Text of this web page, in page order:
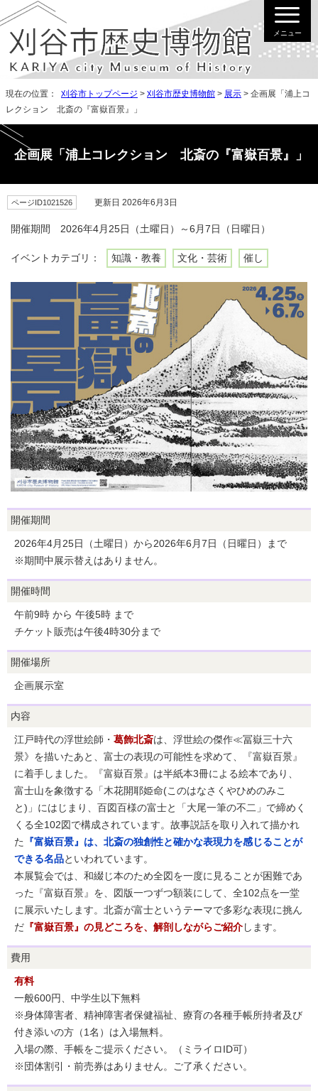
メニュー
現在の位置： 刈谷市トップページ > 刈谷市歴史博物館 > 展示 > 企画展「浦上コ
レクション 北斎の『富嶽百景』」
企画展「浦上コレクション 北斎の『富嶽百景』」
ページID1021526 更新日 2026年6月3日
開催期間 2026年4月25日（土曜日）～6月7日（日曜日）
イベントカテゴリ： 知識・教養 文化・芸術 催し
開催期間
2026年4月25日（土曜日）から2026年6月7日（日曜日）まで
※期間中展示替えはありません。
開催時間
午前9時 から 午後5時 まで
チケット販売は午後4時30分まで
開催場所
企画展示室
内容
江戸時代の浮世絵師・ 葛飾北斎は、浮世絵の傑作≪冨嶽三十六
景》を描いたあと、富士の表現の可能性を求めて、『富嶽百景』
に着手しました。『富嶽百景』は半紙本3冊による絵本であり、
富士山を象徴する「木花開耶姫命(このはなさくやひめのみこ
と)」にはじまり、百図百様の富士と「大尾一筆の不二」で締めく
くる全102図で構成されています。故事説話を取り入れて描かれ
た
『富嶽百景』は、北斎の独創性と確かな表現力を感じることが
できる名品といわれています。
本展覧会では、和綴じ本のため全図を一度に見ることが困難であ
った『富嶽百景』を、図版一つずつ額装にして、全102点を一堂
に展示いたします。北斎が富士というテーマで多彩な表現に挑ん
だ 『富嶽百景』の見どころを、解剖しながらご紹介 します。
費用
有料
一般600円、中学生以下無料
※身体障害者、精神障害者保健福祉、療育の各種手帳所持者及び
付き添いの方（1名）は入場無料。
入場の際、手帳をご提示ください。（ミライロID可）
※団体割引・前売券はありません。ご了承ください。